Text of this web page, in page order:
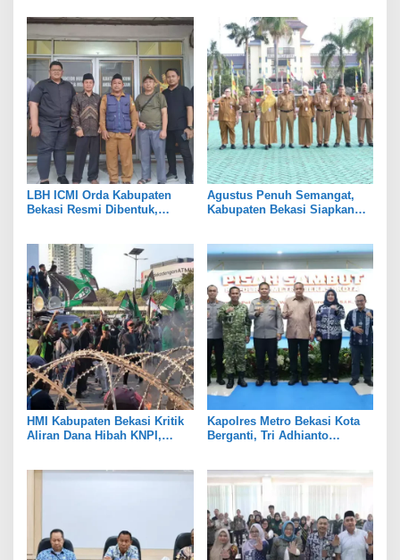
LBH ICMI Orda Kabupaten
Bekasi Resmi Dibentuk,
Agustus Penuh Semangat,
Kabupaten Bekasi Siapkan
HMI Kabupaten Bekasi Kritik
Aliran Dana Hibah KNPI,
Kapolres Metro Bekasi Kota
Berganti, Tri Adhianto